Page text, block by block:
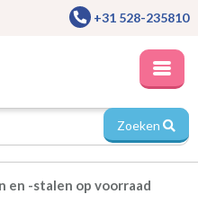
+31 528-235810
Zoeken
-stalen op voorraad